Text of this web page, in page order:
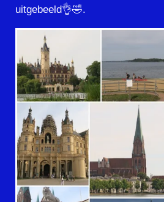
uitgebeeld👌🤣.